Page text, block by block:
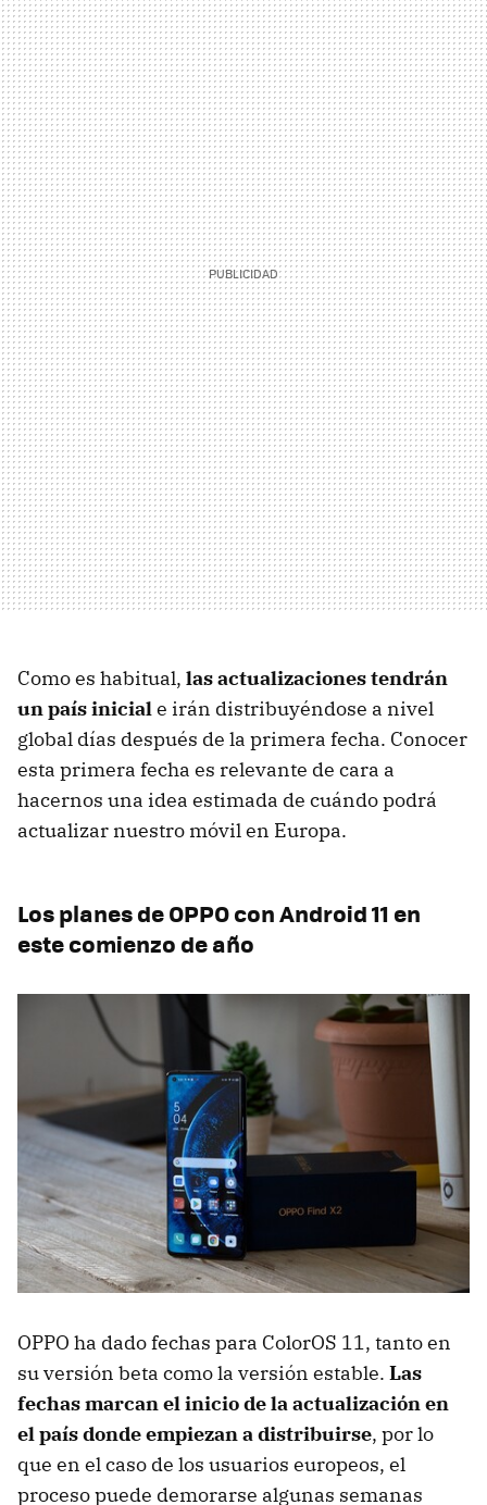
Como es habitual, las actualizaciones tendrán
un país iniciale irán distribuyéndose a nivel
global días después de la primera fecha. Conocer
esta primera fecha es relevante de cara a
hacernos una idea estimada de cuándo podrá
actualizar nuestro móvil en Europa.
Los planes de OPPO con Android 11 en
este comienzo de año
OPPO ha dado fechas para ColorOS 11, tanto en
su versión beta como la versión estable. Las
fechas marcan el inicio de la actualización en
el país donde empiezan a distribuirse, por lo
que en el caso de los usuarios europeos, el
proceso puede demorarse algunas semanas